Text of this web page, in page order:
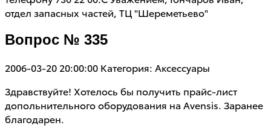
отдел запасных частей, ТЦ "Шереметьево"
Вопрос № 335
2006-03-20 20:00:00 Категория: Аксессуары
Здравствуйте! Хотелось бы получить прайс-лист
допольнительного оборудования на Avensis. Заранее
благодарен.